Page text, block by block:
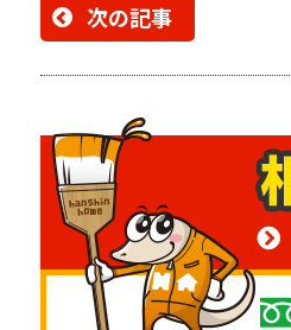
次の記事